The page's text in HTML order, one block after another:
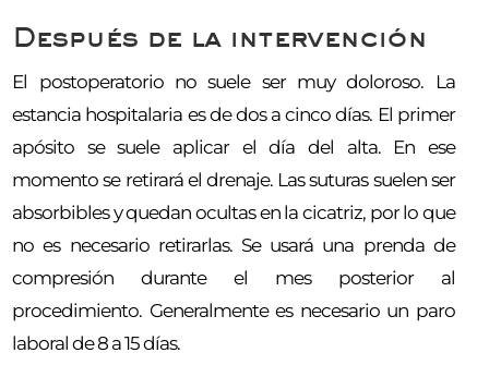
Después de la intervención
El postoperatorio no suele ser muy doloroso. La
estancia hospitalaria es de dos a cinco días. El primer
apósito se suele aplicar el día del alta. En ese
momento se retirará el drenaje. Las suturas suelen ser
absorbibles y quedan ocultas en la cicatriz, por lo que
no es necesario retirarlas. Se usará una prenda de
compresión durante el mes posterior al
procedimiento. Generalmente es necesario un paro
laboral de 8 a 15 días.